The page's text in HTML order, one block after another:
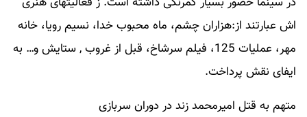
اش عبارتند از:هزاران چشم، ماه محبوب خدا، نسیم رویا، خانه
مهر، عملیات 125، فیلم سرشاخ، قبل از غروب , ستایش و… به
ایفای نقش پرداخت.
متهم به قتل امیرمحمد زند در دوران سربازی